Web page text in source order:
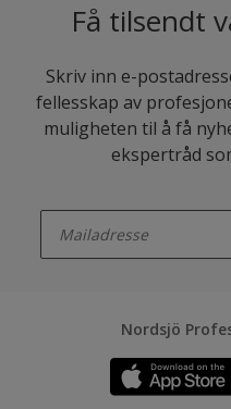
Få tilsendt
Skriv inn e-
fellesskap av
muligheten til å få
ekspertråd
Nordsjö